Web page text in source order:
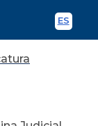
ES